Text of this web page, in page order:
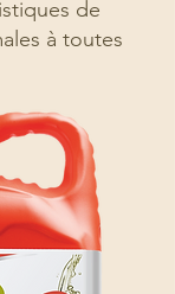
de
à toutes